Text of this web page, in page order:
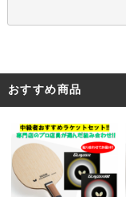
おすすめ商品